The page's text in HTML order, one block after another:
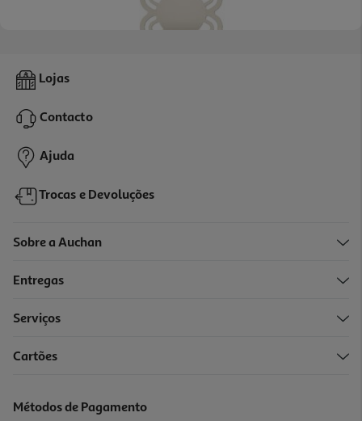
Chupeta Mam Perfect 2-6m+ Neutro S135
11,39 €
Lojas
Contacto
Ajuda
Trocas e Devoluções
Sobre a Auchan
Entregas
Serviços
Cartões
Métodos de Pagamento